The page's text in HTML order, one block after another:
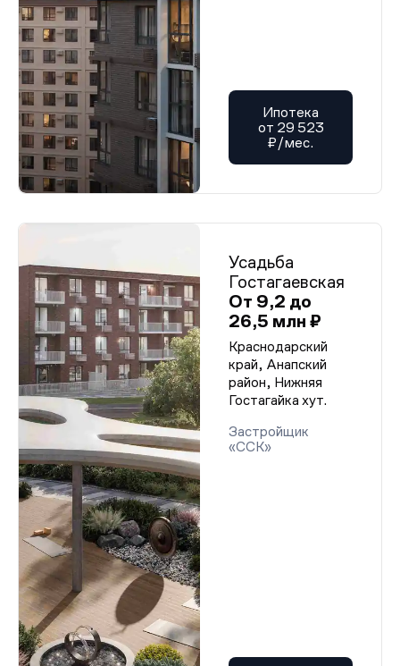
Ипотека
от 29 523
₽/мес.
Усадьба
Гостагаевская
От 9,2 до
26,5 млн ₽
Краснодарский
край, Анапский
район, Нижняя
Гостагайка хут.
Застройщик
«ССК»